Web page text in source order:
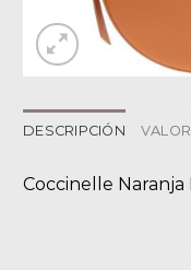
DESCRIPCIÓN
Coccinelle